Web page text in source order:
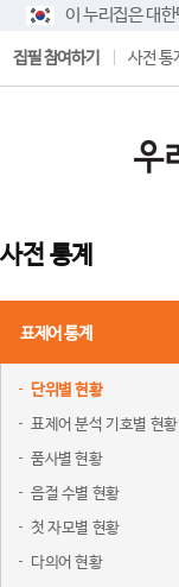
이 누리집은 대
집필 참여하기 사전 통
사전 통계
표제어 통계
단위별 현황
표제어 분석 기호별 현황
품사별 현황
음절 수별 현황
첫 자모별 현황
다의어 현황